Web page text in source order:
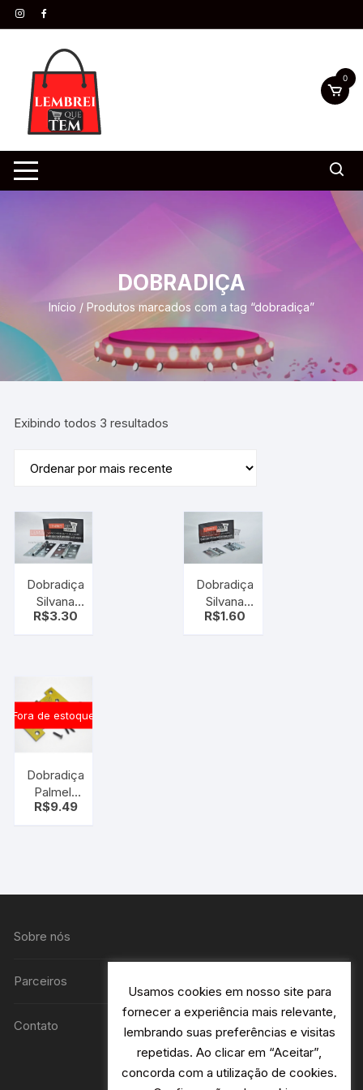
0
DOBRADIÇA
Início / Produtos marcados com a tag “dobradiça”
Exibindo todos 3 resultados
Dobradiça
Silvana
850 3.1/2
R$3.30
Dobradiça
Silvana
850 2
R$1.60
Fora de estoque
Dobradiça
Palmela
Silvana
R$9.49
Sobre nós
Parceiros
Contato
Usamos cookies em nosso site para
fornecer a experiência mais relevante,
lembrando suas preferências e visitas
repetidas. Ao clicar em “Aceitar”,
concorda com a utilização de cookies.